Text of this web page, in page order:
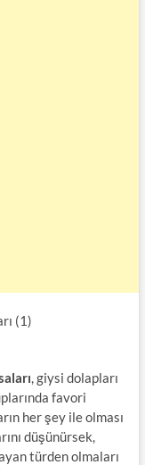
, giysi dolapları
favori
her şey ile olması
düşünürsek,
türden olmaları